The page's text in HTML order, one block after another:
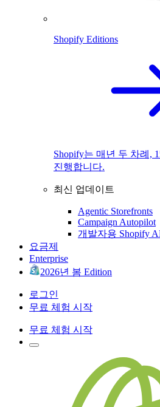
Shopify Editions
Shopify는 매년 두 차례,
진행합니다.
최신 업데이트
Agentic Storefronts
Campaign Autopilot
개발자용 Shopify
요금제
Enterprise
2026년 봄 Edition
로그인
무료 체험 시작
무료 체험 시작